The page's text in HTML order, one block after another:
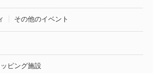
その他のイベント
ピング施設